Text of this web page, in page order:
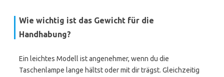
Wie wichtig ist das Gewicht für die
Handhabung?
Ein leichtes Modell ist angenehmer, wenn du die
Taschenlampe lange hältst oder mit dir trägst. Gleichzeitig